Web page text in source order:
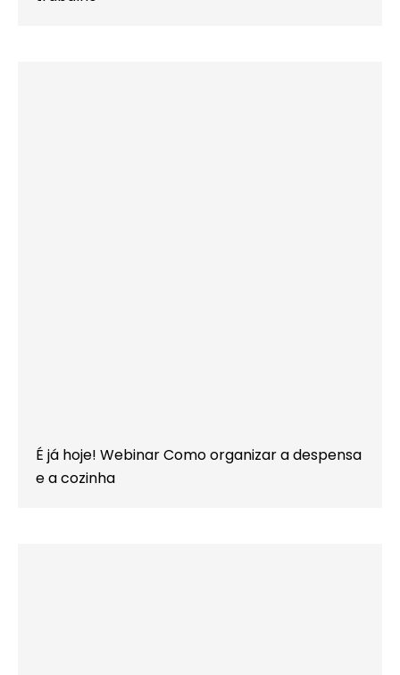
É já hoje! Webinar Como organizar a despensa
e a cozinha